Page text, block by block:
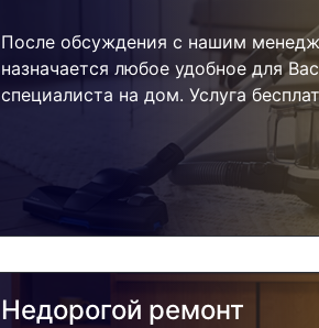
После обсуждения с нашим
назначается любое удобное для
специалиста на дом. Услуга
Недорогой ремонт